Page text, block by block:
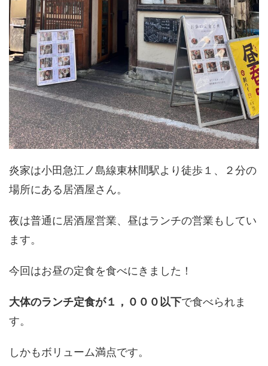
炎家は小田急江ノ島線東林間駅より徒歩１、２分の
場所にある居酒屋さん。
夜は普通に居酒屋営業、昼はランチの営業もしてい
ます。
今回はお昼の定食を食べにきました！
大体のランチ定食が１，０００以下で食べられま
す。
しかもボリューム満点です。